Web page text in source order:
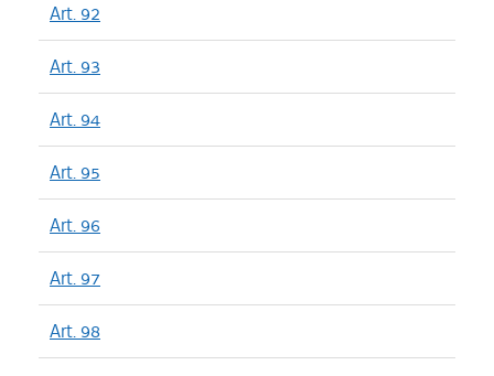
Art. 92
Art. 93
Art. 94
Art. 95
Art. 96
Art. 97
Art. 98